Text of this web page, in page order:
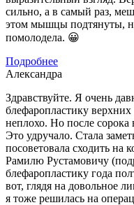
сильно, а в самый раз,
этом мышцы подтянуты,
помолодела. 😀
Подробнее
Александра
Здравствуйте. Я очень
блефаропластику
неплохо. Но после сорока
Это удручало. Стала
посоветовала сходить на
Рамилю Рустамовичу
блефаропластику года
вот, глядя на довольное
я тоже решилась на